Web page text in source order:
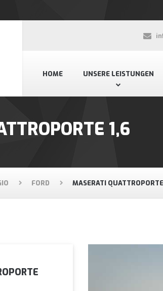
HOME UNSERE LEISTUNGEN
1,6
FORD MASERATI